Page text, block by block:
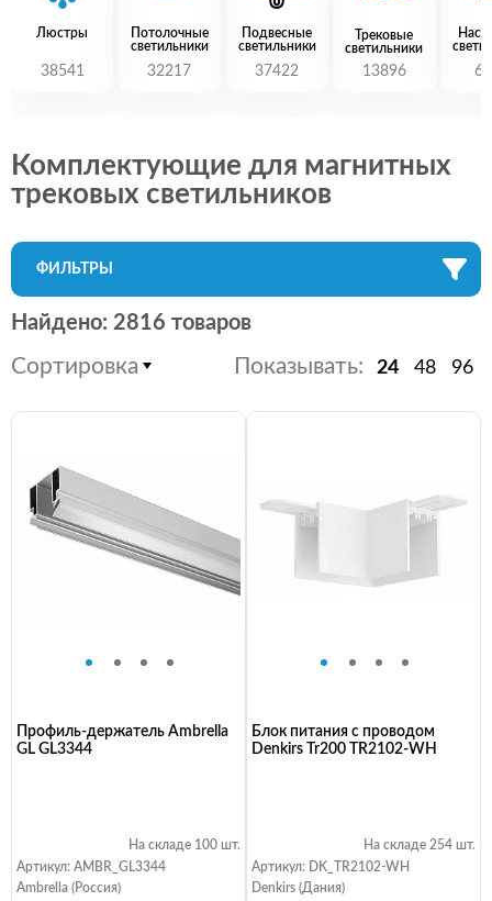
Люстры
38541
Потолочные
светильники
32217
Подвесные
светильники
37422
Трековые
светильники
13896
Комплектующие для магнитных
трековых светильников
ФИЛЬТРЫ
Найдено: 2816 товаров
Сортировка Показывать: 24 48 96
Профиль-держатель Ambrella
GL GL3344
На складе 100 шт.
Артикул: AMBR_GL3344
Ambrella (Россия)
Блок питания с проводом
Denkirs Tr200 TR2102-WH
На складе 254 шт.
Артикул: DK_TR2102-WH
Denkirs (Дания)